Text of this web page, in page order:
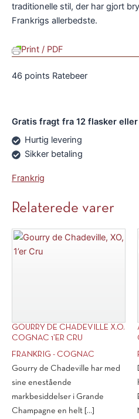
traditionelle stil, der har gjort
Frankrigs allerbedste.
Print / PDF
46 points Ratebeer
Gratis fragt fra 12 flasker
Hurtig levering
Sikker betaling
Frankrig
Relaterede varer
GOURRY DE CHADEVILLE X.O.
COGNAC 1’ER CRU
FRANKRIG - COGNAC
Gourry de Chadeville har med
sine enestående
markbesiddelser i Grande
Champagne en helt [...]